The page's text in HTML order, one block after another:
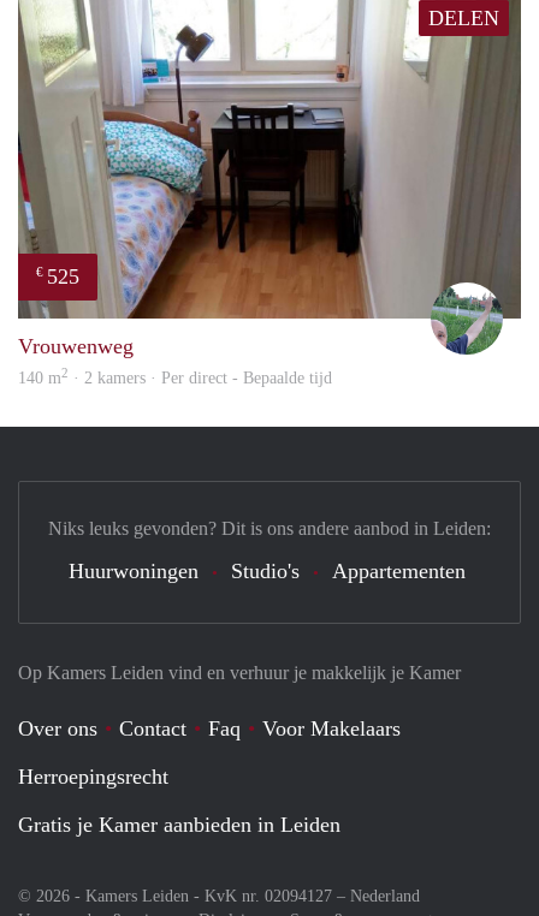
DELEN
€ 525
Vrouwenweg
140 m2 · 2 kamers · Per direct - Bepaalde tijd
Op Kamers Leiden vind en verhuur je makkelijk je Kamer
Over ons Contact Faq
Voor Makelaars
Herroepingsrecht
Gratis je Kamer aanbieden in Leiden
© 2026 - Kamers Leiden - KvK nr. 02094127 – Nederland
Niks leuks gevonden? Dit is ons andere aanbod in Leiden:
Huurwoningen Studio's Appartementen